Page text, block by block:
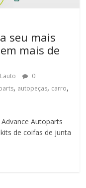
seu mais
mais de
0
, autopeças, carro,
Autoparts
de coifas de junta